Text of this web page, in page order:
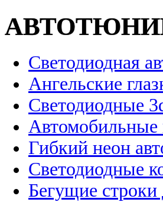
Светодиодная
Ангельские
Светодиодные
Автомобильные
Гибкий неон
Светодиодные
Бегущие строки